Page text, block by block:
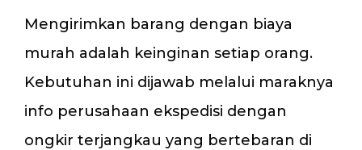
Mengirimkan barang dengan biaya
murah adalah keinginan setiap orang.
Kebutuhan ini dijawab melalui maraknya
info perusahaan ekspedisi dengan
ongkir terjangkau yang bertebaran di